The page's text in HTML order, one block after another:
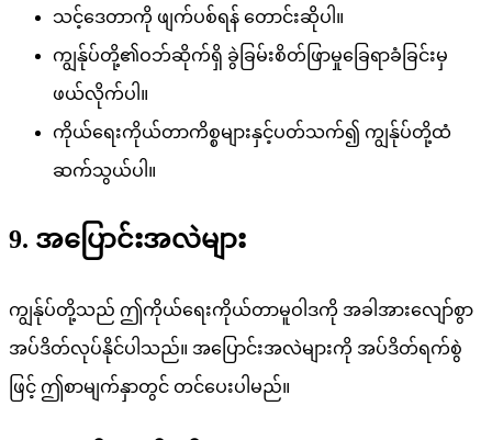
သင့်ဒေတာကို ဖျက်ပစ်ရန် တောင်းဆိုပါ။
ကျွန်ုပ်တို့၏ဝဘ်ဆိုက်ရှိ ခွဲခြမ်းစိတ်ဖြာမှုခြေရာခံခြင်းမှ
ဖယ်လိုက်ပါ။
ကိုယ်ရေးကိုယ်တာကိစ္စများနှင့်ပတ်သက်၍ ကျွန်ုပ်တို့ထံ
ဆက်သွယ်ပါ။
9. အပြောင်းအလဲများ
ကျွန်ုပ်တို့သည် ဤကိုယ်ရေးကိုယ်တာမူဝါဒကို အခါအားလျော်စွာ
အပ်ဒိတ်လုပ်နိုင်ပါသည်။ အပြောင်းအလဲများကို အပ်ဒိတ်ရက်စွဲ
ဖြင့် ဤစာမျက်နှာတွင် တင်ပေးပါမည်။